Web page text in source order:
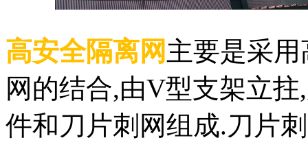
高安全隔离网 主要是采
网的结合,由V型支架立
件和刀片刺网组成.刀片